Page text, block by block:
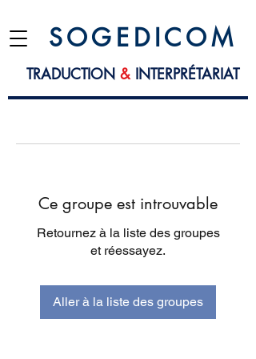
S O G E D I C O M
TRADUCTION &INTERPRÉTARIAT
Ce groupe est introuvable
Retournez à la liste des groupes
et réessayez.
Aller à la liste des groupes